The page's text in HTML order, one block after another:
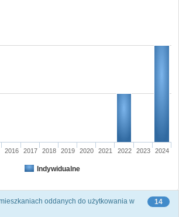
Indywidualne
2016 2017 2018 2019 2020 2021 2022 2023 2024
14
oddanych do użytkowania w